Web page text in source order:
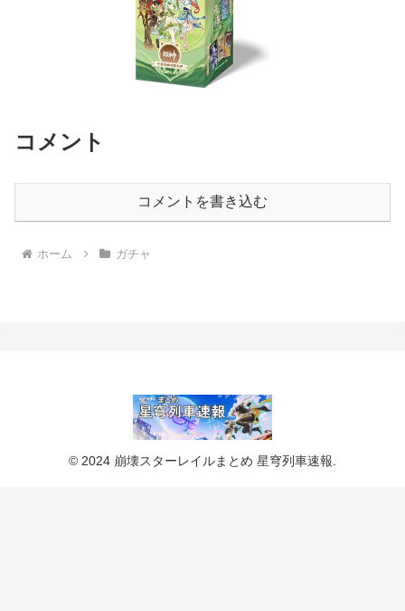
コメント
コメントを書き込む
ホーム ガチャ
© 2024 崩壊スターレイルまとめ 星穹列車速報.